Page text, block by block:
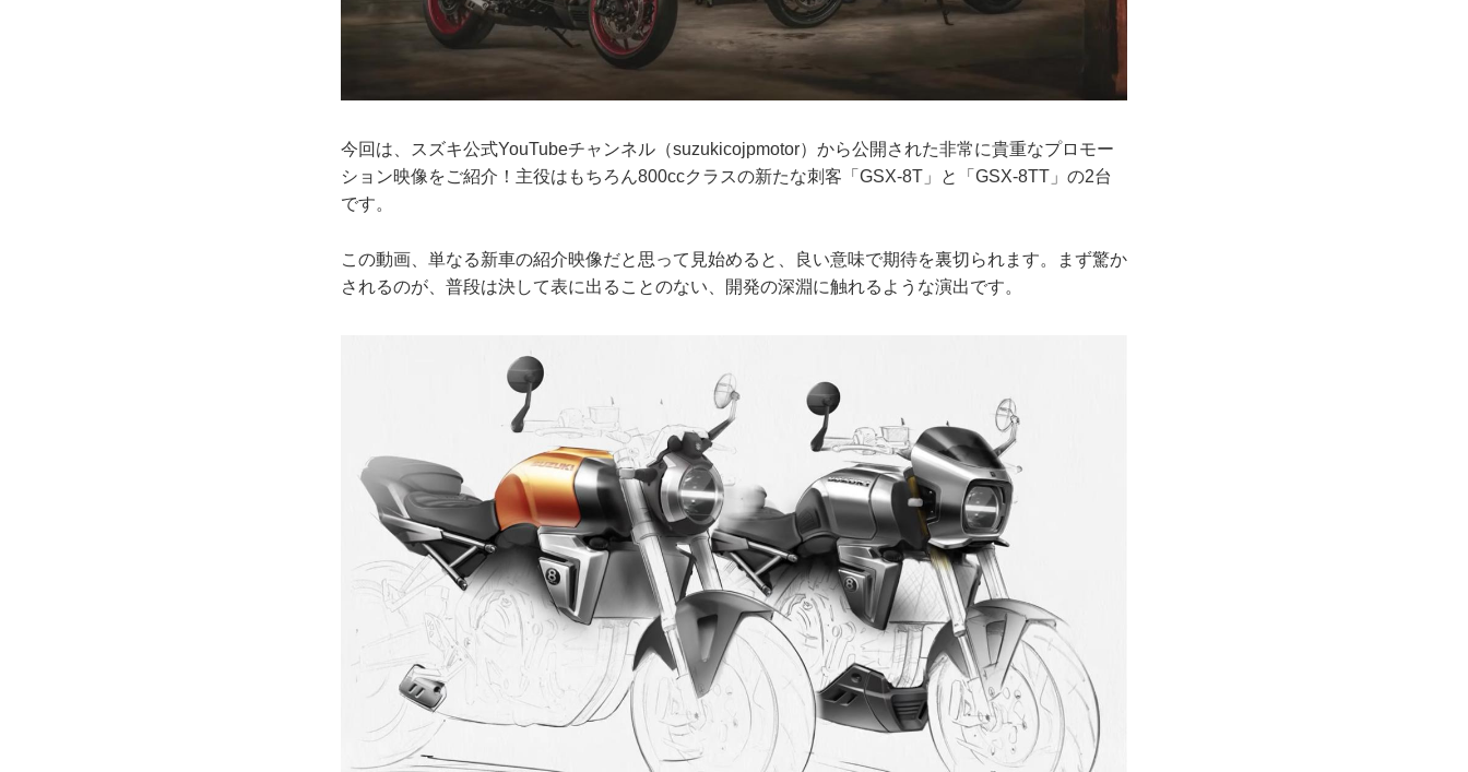
今回は、スズキ公式YouTubeチャンネル（suzukicojpmotor）から公開された非常に貴重なプロモー
ション映像をご紹介！主役はもちろん800ccクラスの新たな刺客「GSX-8T」と「GSX-8TT」の2台
です。
この動画、単なる新車の紹介映像だと思って見始めると、良い意味で期待を裏切られます。まず驚か
されるのが、普段は決して表に出ることのない、開発の深淵に触れるような演出です。